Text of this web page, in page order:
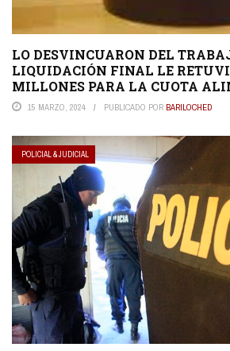
LO DESVINCUARON DEL
LIQUIDACIÓN FINAL LE
MILLONES PARA LA CUOTA
15 MARZO, 2024 PUBLICADO POR BARILOCHED
POLICIAL & JUDICIAL